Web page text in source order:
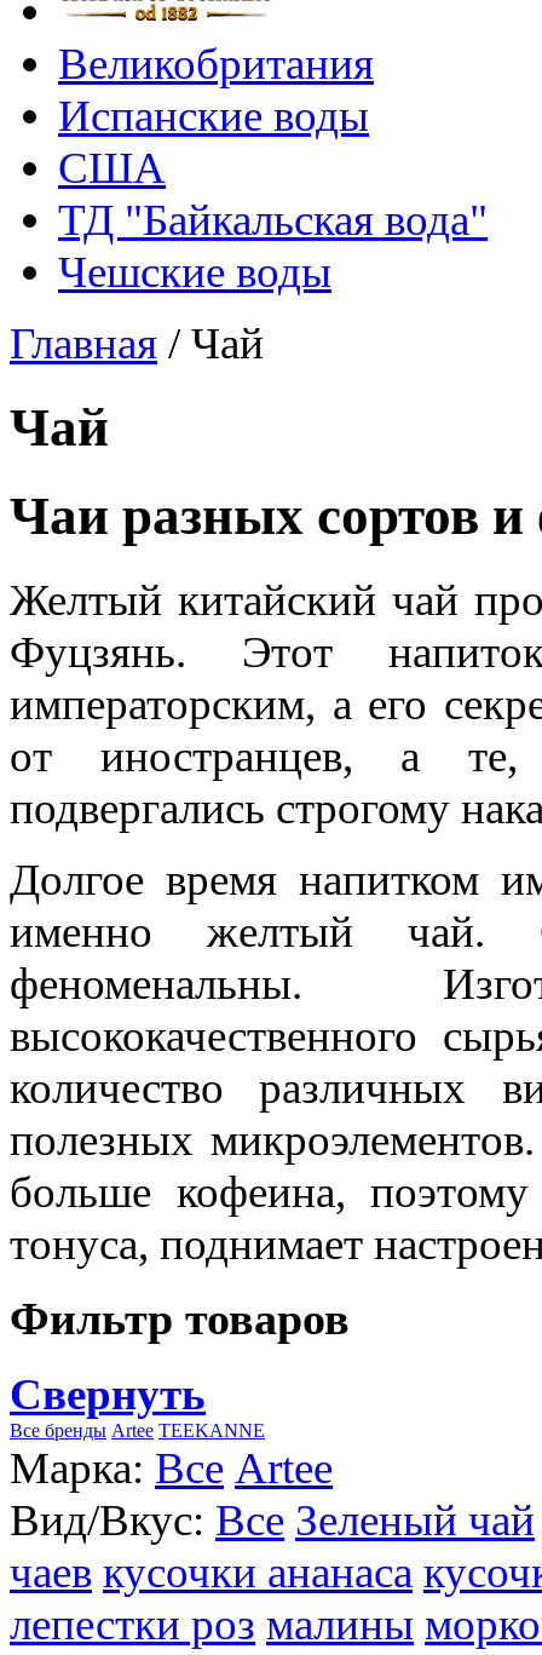
Великобритания
Испанские воды
США
ТД "Байкальская вода"
Чешские воды
Главная /Чай
Чай
Чаи разных сортов и
Желтый китайский чай
Фуцзянь. Этот
императорским, а его
от иностранцев, а
подвергались строгому
Долгое время напитком
именно желтый чай.
феноменальны.
высококачественного
количество различных
полезных
больше кофеина,
тонуса, поднимает
Фильтр товаров
Свернуть
Все бренды Artee TEEKANNE
Марка: Все Artee
Вид/Вкус: Все Зеленый чай
чаев кусочки ананаса
лепестки роз малины